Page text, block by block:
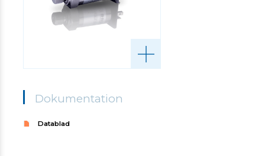
Dokumentation
Datablad